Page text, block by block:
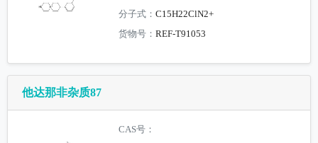
分子式：C15H22ClN2+
货物号：REF-T91053
他达那非杂质87
CAS号：